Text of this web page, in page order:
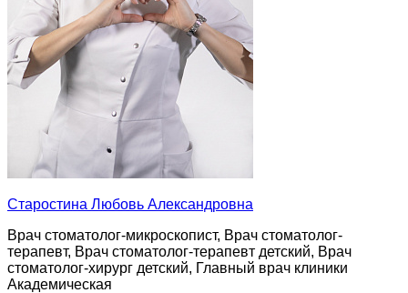
Старостина Любовь Александровна
Врач стоматолог-микроскопист, Врач стоматолог-
терапевт, Врач стоматолог-терапевт детский, Врач
стоматолог-хирург детский, Главный врач клиники
Академическая